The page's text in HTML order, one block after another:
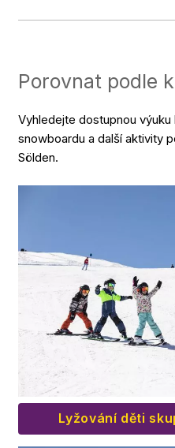
Porovnat podle
Vyhledejte dostupnou výuku
snowboardu a další aktivity
Sölden.
Lyžování děti